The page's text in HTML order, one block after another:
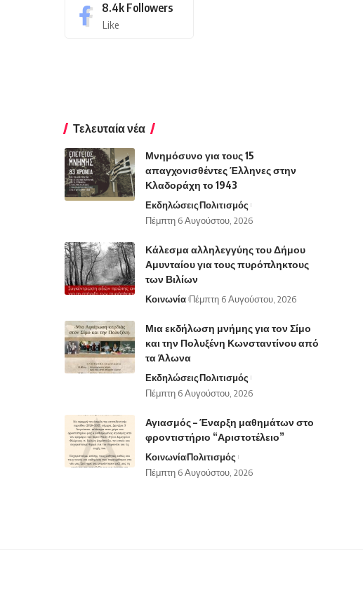
8.4k Followers
Like
Τελευταία νέα
Μνημόσυνο για τους 15
απαγχονισθέντες Έλληνες στην
Κλαδοράχη το 1943
ΕκδηλώσειςΠολιτισμός
Πέμπτη 6 Αυγούστου, 2026
Κάλεσμα αλληλεγγύης του Δήμου
Αμυνταίου για τους πυρόπληκτους
των Βιλίων
Κοινωνία Πέμπτη 6 Αυγούστου, 2026
Μια εκδήλωση μνήμης για τον Σίμο
και την Πολυξένη Κωνσταντίνου από
τα Άλωνα
ΕκδηλώσειςΠολιτισμός
Πέμπτη 6 Αυγούστου, 2026
Αγιασμός – Έναρξη μαθημάτων στο
φροντιστήριο “Αριστοτέλειο”
ΚοινωνίαΠολιτισμός
Πέμπτη 6 Αυγούστου, 2026